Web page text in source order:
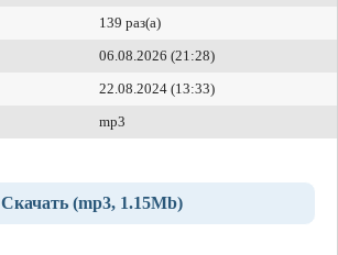
139 раз(а)
06.08.2026 (21:28)
22.08.2024 (13:33)
mp3
Скачать (mp3, 1.15Mb)